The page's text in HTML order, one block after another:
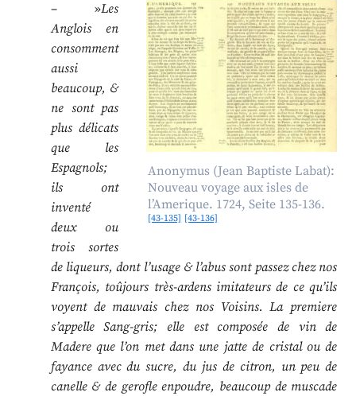
Anonymus (Jean Baptiste Labat):
Nouveau voyage aux isles de
l’Amerique. 1724, Seite 135-136.
[43-135] [43-136]
– »Les
Anglois en
consomment
aussi
beaucoup, &
ne sont pas
plus délicats
que les
Espagnols;
ils ont
inventé
deux ou
trois sortes
de liqueurs, dont l’usage & l’abus sont passez chez nos
François, toûjours très-ardens imitateurs de ce qu’ils
voyent de mauvais chez nos Voisins. La premiere
s’appelle Sang-gris; elle est composée de vin de
Madere que l’on met dans une jatte de cristal ou de
fayance avec du sucre, du jus de citron, un peu de
canelle & de gerofle enpoudre, beaucoup de muscade